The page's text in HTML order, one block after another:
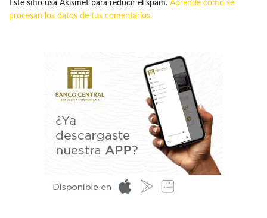
Este sitio usa Akismet para reducir el spam. Aprende cómo se
procesan los datos de tus comentarios.